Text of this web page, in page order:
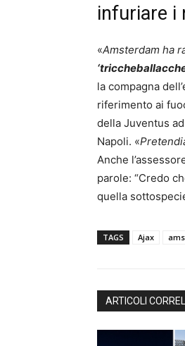
infuriare i
«Amsterdam ha
la compagna
riferimento ai
della Juventus
Napoli. «
Anche
parole: “Credo
quella
TAGS Ajax
ARTICOLI